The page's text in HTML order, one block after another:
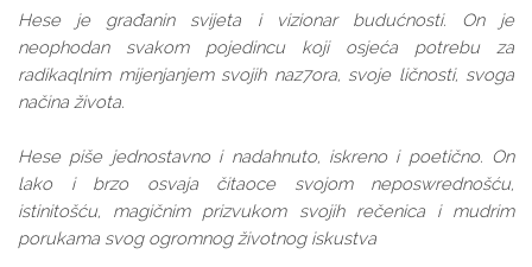
Hese je građanin svijeta i vizionar budućnosti. On je
neophodan svakom pojedincu koji osjeća potrebu za
radikaqlnim mijenjanjem svojih naz7ora, svoje ličnosti, svoga
načina života.
Hese piše jednostavno i nadahnuto, iskreno i poetično. On
lako i brzo osvaja čitaoce svojom neposwrednošću,
istinitošću, magičnim prizvukom svojih rečenica i mudrim
porukama svog ogromnog životnog iskustva